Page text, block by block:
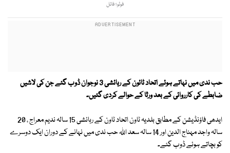
فوٹو؛ فائل
حب ندی میں نہاتے ہوئے اتحاد ٹائون کے رہائشی 3 نوجوان ڈوب گئے جن کی لاشیں
ضابطے کی کارروائی کے بعد ورثا کے حوالے کردی گئیں۔
ایدھی فاؤنڈیشن کے مطابق بلدیہ ٹاون اتحاد ٹاون کے رہائشی 15 سالہ ندیم معراج ، 20
سالہ واجد مہناج الدین اور 14 سالہ سعد اللہ حب ندی میں نہانے کے دوران ایک دوسرے
کو بچاتے ہوئے ڈوب گئے۔